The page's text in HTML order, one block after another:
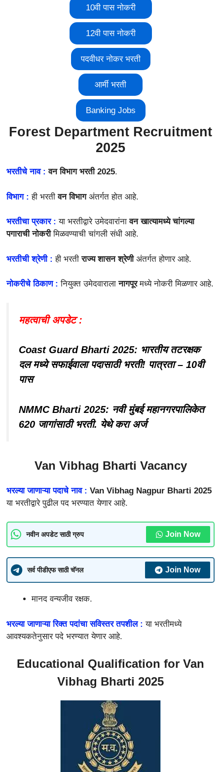
10वी पास नोकरी
12वी पास नोकरी
पदवीधर नोकर भरती
आर्मी भरती
Banking Jobs
Forest Department Recruitment
2025
भरतीचे नाव :वन विभाग भरती 2025.
विभाग :ही भरती वन विभागअंतर्गत होत आहे.
भरतीचा प्रकार :या भरतीद्वारे उमेदवारांनावन खात्यामध्ये चांगल्या
पगाराची नोकरीमिळवण्याची चांगली संधी आहे.
भरतीची श्रेणी :ही भरती राज्य शासन श्रेणी अंतर्गत होणार आहे.
नोकरीचे ठिकाण :नियुक्त उमेदवाराला नागपूरमध्ये नोकरी मिळणार आहे.
महत्वाची अपडेट :
Coast Guard Bharti 2025: भारतीय तटरक्षक
दल मध्ये सफाईवाला पदासाठी भरती! पात्रता – 10वी
पास
NMMC Bharti 2025: नवी मुंबई महानगरपालिकेत
620 जागांसाठी भरती. येथे करा अर्ज
Van Vibhag Bharti Vacancy
भरल्या जाणाऱ्या पदाचे नाव : Van Vibhag Nagpur Bharti 2025
या भरतीद्वारे पुढील पद भरण्यात येणार आहे.
नवीन अपडेट साठी ग्रुप Join Now
सर्व पीडीएफ साठी चॅनल Join Now
मानद वन्यजीव रक्षक.
भरल्या जाणाऱ्या रिक्त पदांचा सविस्तर तपशील :या भरतीमध्ये
आवश्यकतेनुसार पदे भरण्यात येणार आहे.
Educational Qualification for Van
Vibhag Bharti 2025